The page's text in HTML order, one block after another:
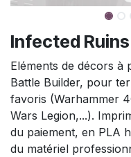
Infected
Eléments de décors à
Battle Builder, pour
favoris (Warhammer
Wars Legion,...).
du paiement, en PLA
du matériel